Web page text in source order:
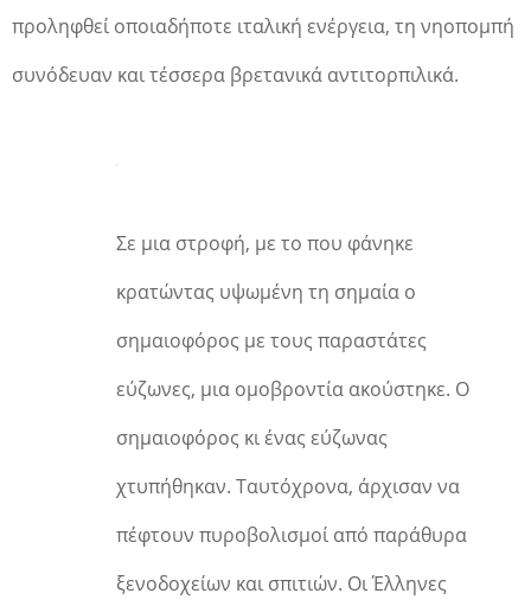
προληφθεί οποιαδήποτε ιταλική ενέργεια, τη νηοπομπή
συνόδευαν και τέσσερα βρετανικά αντιτορπιλικά.
Σε μια στροφή, με το που φάνηκε
κρατώντας υψωμένη τη σημαία ο
σημαιοφόρος με τους παραστάτες
εύζωνες, μια ομοβροντία ακούστηκε. Ο
σημαιοφόρος κι ένας εύζωνας
χτυπήθηκαν. Ταυτόχρονα, άρχισαν να
πέφτουν πυροβολισμοί από παράθυρα
ξενοδοχείων και σπιτιών. Οι Έλληνες